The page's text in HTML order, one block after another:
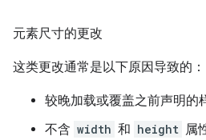
元素尺寸的更改
这类更改通常是以下原因导致的：
较晚加载或覆盖之前声明的
不含 width 和 height 属